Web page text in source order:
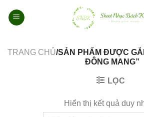
qua
TRANG CHỦ/SẢN PHẨM ĐƯỢC
ĐÔNG MANG”
LỌC
Hiển thị kết quả duy